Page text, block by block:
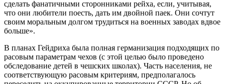
сделать фанатичными сторонниками рейха, если, учитывая,
что они любители поесть, дать им двойной паек. Они сочтут
своим моральным долгом трудиться на военных заводах вдвое
больше».
В планах Гейдриха была полная германизация подходящих по
расовым параметрам чехов (с этой целью было проведено
обследование детей в чешских школах). Часть населения, не
соответствующую расовым критериям, предполагалось